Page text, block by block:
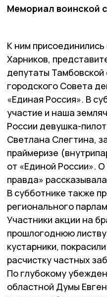
Мемориал воинской
К ним
Харников,
депутаты
городского Совета
«Единая Россия». В
участие и наша
России девушка-
Светлана Слегтина,
праймеризе
от «Единой России».
правда»
В субботнике также
регионального
Участники акции на
прошлогоднюю
кустарники,
расчистку частных
По глубокому
областной Думы